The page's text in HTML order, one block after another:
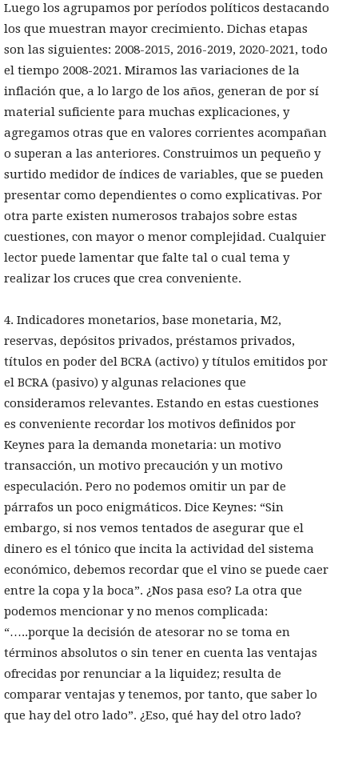
Luego los agrupamos por períodos políticos destacando
los que muestran mayor crecimiento. Dichas etapas
son las siguientes: 2008-2015, 2016-2019, 2020-2021, todo
el tiempo 2008-2021. Miramos las variaciones de la
inflación que, a lo largo de los años, generan de por sí
material suficiente para muchas explicaciones, y
agregamos otras que en valores corrientes acompañan
o superan a las anteriores. Construimos un pequeño y
surtido medidor de índices de variables, que se pueden
presentar como dependientes o como explicativas. Por
otra parte existen numerosos trabajos sobre estas
cuestiones, con mayor o menor complejidad. Cualquier
lector puede lamentar que falte tal o cual tema y
realizar los cruces que crea conveniente.
4. Indicadores monetarios, base monetaria, M2,
reservas, depósitos privados, préstamos privados,
títulos en poder del BCRA (activo) y títulos emitidos por
el BCRA (pasivo) y algunas relaciones que
consideramos relevantes. Estando en estas cuestiones
es conveniente recordar los motivos definidos por
Keynes para la demanda monetaria: un motivo
transacción, un motivo precaución y un motivo
especulación. Pero no podemos omitir un par de
párrafos un poco enigmáticos. Dice Keynes: “Sin
embargo, si nos vemos tentados de asegurar que el
dinero es el tónico que incita la actividad del sistema
económico, debemos recordar que el vino se puede caer
entre la copa y la boca”. ¿Nos pasa eso? La otra que
podemos mencionar y no menos complicada:
“…..porque la decisión de atesorar no se toma en
términos absolutos o sin tener en cuenta las ventajas
ofrecidas por renunciar a la liquidez; resulta de
comparar ventajas y tenemos, por tanto, que saber lo
que hay del otro lado”. ¿Eso, qué hay del otro lado?